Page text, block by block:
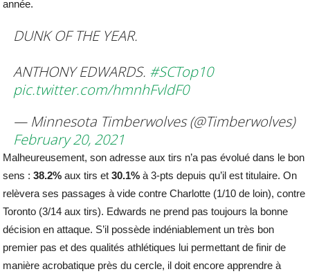
année.
DUNK OF THE YEAR.
ANTHONY EDWARDS. #SCTop10
pic.twitter.com/hmnhFvldF0
— Minnesota Timberwolves (@Timberwolves)
February 20, 2021
Malheureusement, son adresse aux tirs n’a pas évolué dans le bon
sens :38.2% aux tirs et30.1% à 3-pts depuis qu’il est titulaire. On
relèvera ses passages à vide contre Charlotte (1/10 de loin), contre
Toronto (3/14 aux tirs). Edwards ne prend pas toujours la bonne
décision en attaque. S’il possède indéniablement un très bon
premier pas et des qualités athlétiques lui permettant de finir de
manière acrobatique près du cercle, il doit encore apprendre à